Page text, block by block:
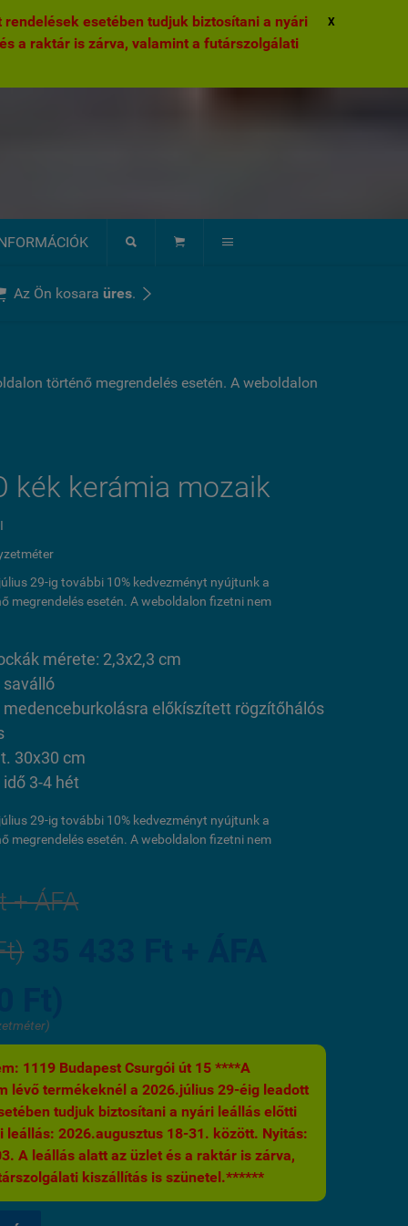
esetében tudjuk biztosítani a nyári
a raktár is zárva, valamint a futárszolgálati
X
  
Az Ön kosara üres. 
történő megrendelés esetén. A weboldalon
kék kerámia mozaik
29-ig további 10% kedvezményt nyújtunk a
megrendelés esetén. A weboldalon fizetni nem
mérete: 2,3x2,3 cm
saválló
medenceburkolásra előkíszített rögzítőhálós
30x30 cm
3-4 hét
29-ig további 10% kedvezményt nyújtunk a
megrendelés esetén. A weboldalon fizetni nem
+ ÁFA
1119 Budapest Csurgói út 15 ****A
lévő termékeknél a 2026.július 29-éig leadott
tudjuk biztosítani a nyári leállás előtti
leállás: 2026.augusztus 18-31. között. Nyitás:
A leállás alatt az üzlet és a raktár is zárva,
kiszállítás is szünetel.******